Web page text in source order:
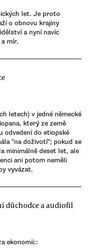
let. Je proto
o obnovu krajiny
a nyní navíc
mír.
letech) v jedné německé
který ze země
odvedení do etiopské
"na doživotí"; pokud se
minimálně deset let, ale
ani potom neměli
vyvázat.
důchodce a audiofil
ekonomii::